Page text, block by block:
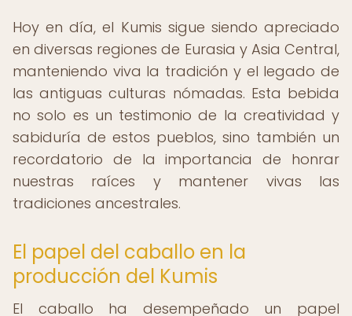
Hoy en día, el Kumis sigue siendo apreciado
en diversas regiones de Eurasia y Asia Central,
manteniendo viva la tradición y el legado de
las antiguas culturas nómadas. Esta bebida
no solo es un testimonio de la creatividad y
sabiduría de estos pueblos, sino también un
recordatorio de la importancia de honrar
nuestras raíces y mantener vivas las
tradiciones ancestrales.
El papel del caballo en la
producción del Kumis
El caballo ha desempeñado un papel